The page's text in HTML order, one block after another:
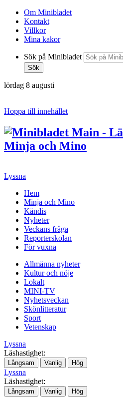
Om Minibladet
Kontakt
Villkor
Mina kakor
Sök på Minibladet
Sök
lördag 8 augusti
Hoppa till innehållet
Lyssna
Hem
Minja och Mino
Kändis
Nyheter
Veckans fråga
Reporterskolan
För vuxna
Allmänna nyheter
Kultur och nöje
Lokalt
MINI-TV
Nyhetsveckan
Skönlitteratur
Sport
Vetenskap
Lyssna
Läshastighet:
Långsam Vanlig Hög
Lyssna
Läshastighet:
Långsam Vanlig Hög